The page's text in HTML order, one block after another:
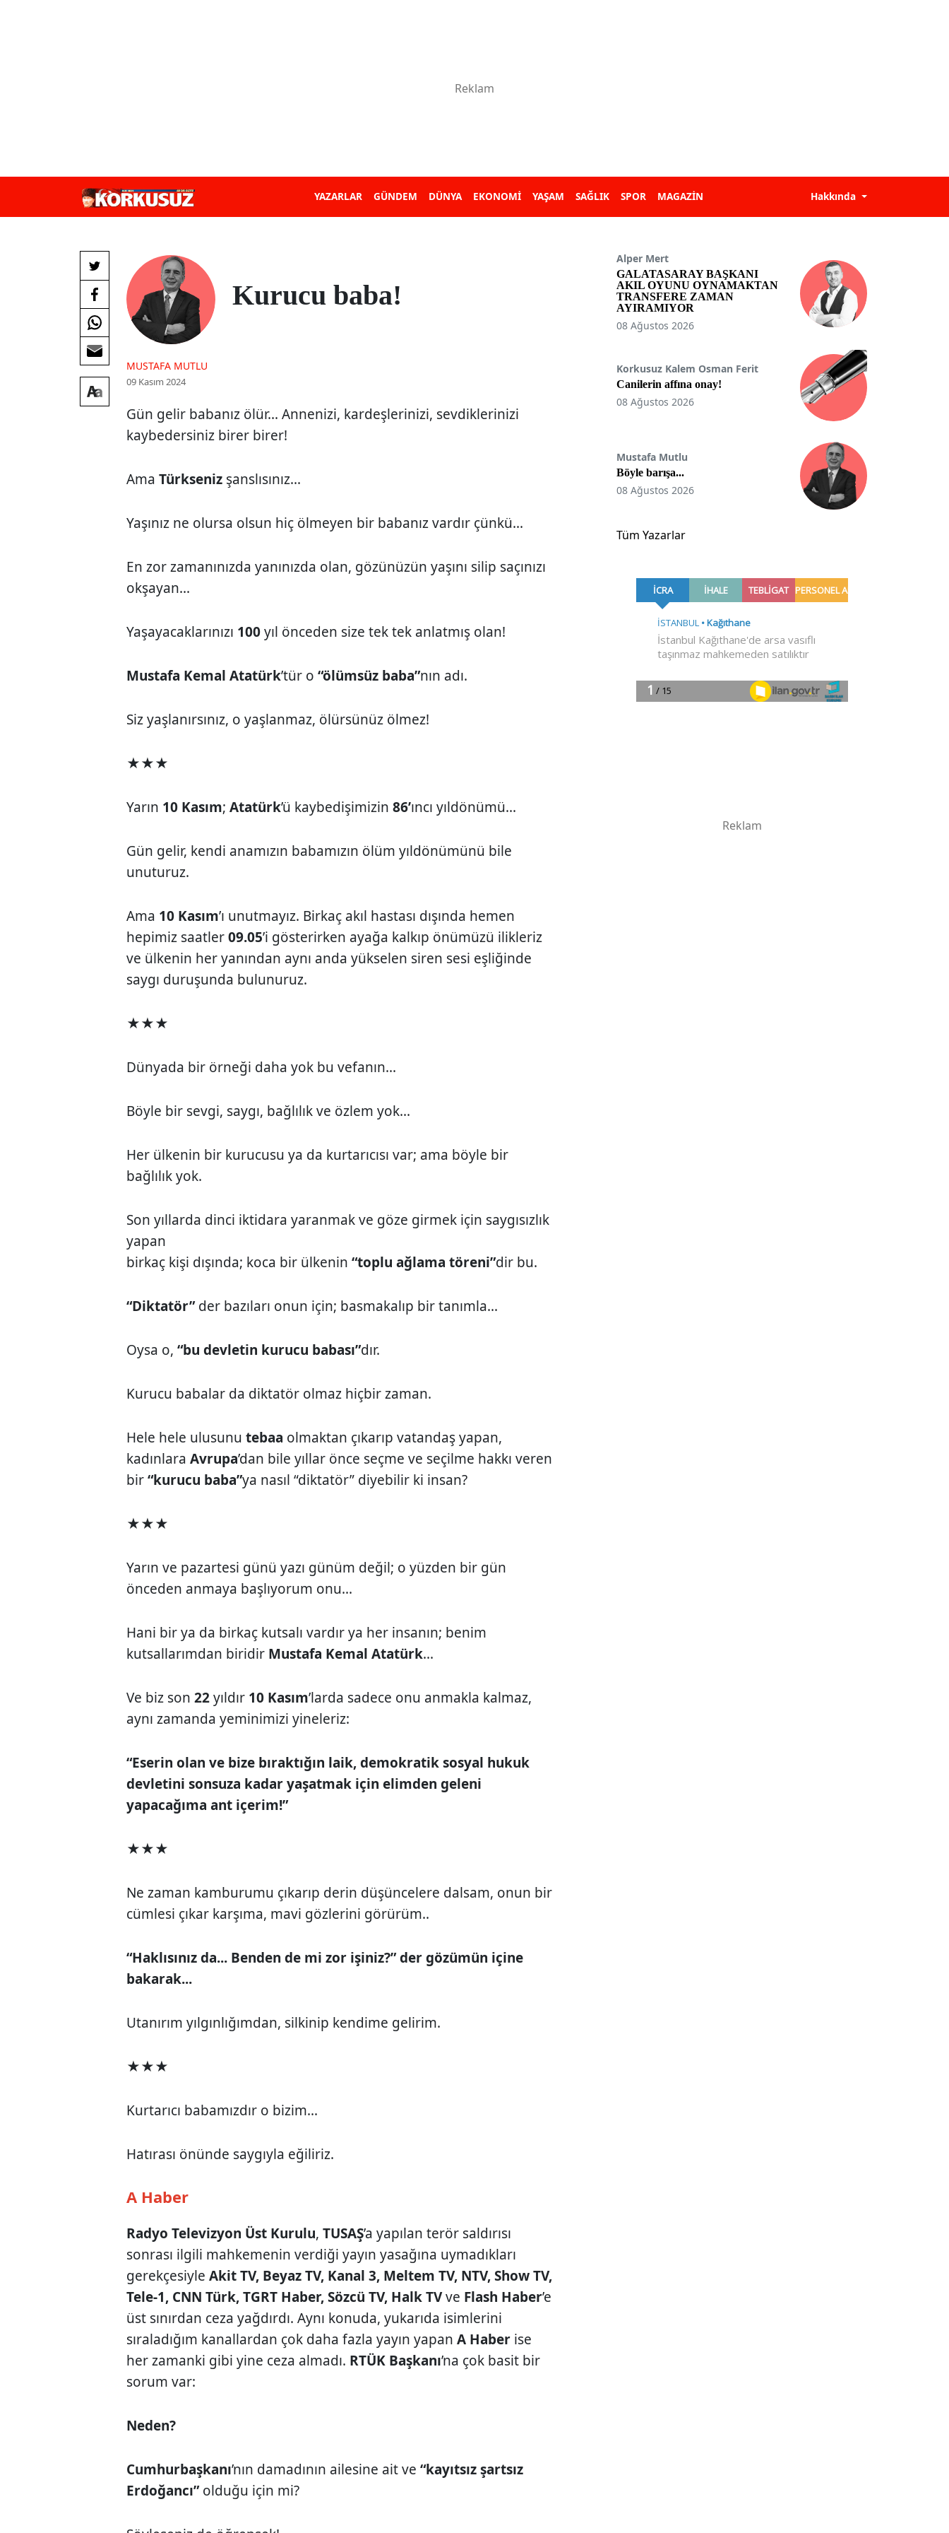
YAZARLAR GÜNDEM DÜNYA EKONOMİ YAŞAM SAĞLIK SPOR MAGAZİN Hakkında
Kurucu baba!
MUSTAFA MUTLU
09 Kasım 2024
Gün gelir babanız ölür... Annenizi, kardeşlerinizi, sevdiklerinizi
kaybedersiniz birer birer!
AmaTürkseniz şanslısınız...
Yaşınız ne olursa olsun hiç ölmeyen bir babanız vardır çünkü...
En zor zamanınızda yanınızda olan, gözünüzün yaşını silip saçınızı
okşayan...
Yaşayacaklarınızı 100yıl önceden size tek tek anlatmış olan!
Mustafa Kemal Atatürk’tür o“ölümsüz baba”nın adı.
Siz yaşlanırsınız, o yaşlanmaz, ölürsünüz ölmez!
★★★
Yarın 10 Kasım;Atatürk’ü kaybedişimizin86’ıncı yıldönümü...
Gün gelir, kendi anamızın babamızın ölüm yıldönümünü bile
unuturuz.
Ama 10 Kasım’ı unutmayız. Birkaç akıl hastası dışında hemen
hepimiz saatler09.05’i gösterirken ayağa kalkıp önümüzü ilikleriz
ve ülkenin her yanından aynı anda yükselen siren sesi eşliğinde
saygı duruşunda bulunuruz.
★★★
Dünyada bir örneği daha yok bu vefanın...
Böyle bir sevgi, saygı, bağlılık ve özlem yok...
Her ülkenin bir kurucusu ya da kurtarıcısı var; ama böyle bir
bağlılık yok.
Son yıllarda dinci iktidara yaranmak ve göze girmek için saygısızlık
yapan
birkaç kişi dışında; koca bir ülkenin“toplu ağlama töreni”dir bu.
“Diktatör”der bazıları onun için; basmakalıp bir tanımla...
Oysa o,“bu devletin kurucu babası”dır.
Kurucu babalar da diktatör olmaz hiçbir zaman.
Hele hele ulusunutebaa olmaktan çıkarıp vatandaş yapan,
kadınlaraAvrupa’dan bile yıllar önce seçme ve seçilme hakkı veren
bir“kurucu baba”ya nasıl “diktatör” diyebilir ki insan?
★★★
Yarın ve pazartesi günü yazı günüm değil; o yüzden bir gün
önceden anmaya başlıyorum onu...
Hani bir ya da birkaç kutsalı vardır ya her insanın; benim
kutsallarımdan biridir Mustafa Kemal Atatürk...
Ve biz son22yıldır 10 Kasım’larda sadece onu anmakla kalmaz,
aynı zamanda yeminimizi yineleriz:
“Eserin olan ve bize bıraktığın laik, demokratik sosyal hukuk
devletini sonsuza kadar yaşatmak için elimden geleni
yapacağıma ant içerim!”
★★★
Ne zaman kamburumu çıkarıp derin düşüncelere dalsam, onun bir
cümlesi çıkar karşıma, mavi gözlerini görürüm..
“Haklısınız da... Benden de mi zor işiniz?” der gözümün içine
bakarak...
Utanırım yılgınlığımdan, silkinip kendime gelirim.
★★★
Kurtarıcı babamızdır o bizim...
Hatırası önünde saygıyla eğiliriz.
A Haber
Radyo Televizyon Üst Kurulu, TUSAŞ’a yapılan terör saldırısı
sonrası ilgili mahkemenin verdiği yayın yasağına uymadıkları
gerekçesiyleAkit TV, Beyaz TV, Kanal 3, Meltem TV, NTV, Show TV,
Tele-1, CNN Türk, TGRT Haber, Sözcü TV, Halk TVve Flash Haber’e
üst sınırdan ceza yağdırdı. Aynı konuda, yukarıda isimlerini
sıraladığım kanallardan çok daha fazla yayın yapanA Haber ise
her zamanki gibi yine ceza almadı. RTÜK Başkanı’na çok basit bir
sorum var:
Neden?
Cumhurbaşkanı’nın damadının ailesine ait ve“kayıtsız şartsız
Erdoğancı”olduğu için mi?
Alper Mert
GALATASARAY BAŞKANI
AKIL OYUNU OYNAMAKTAN
TRANSFERE ZAMAN
AYIRAMIYOR
08 Ağustos 2026
Korkusuz Kalem Osman Ferit
Canilerin affına onay!
08 Ağustos 2026
Mustafa Mutlu
Böyle barışa...
08 Ağustos 2026
Tüm Yazarlar